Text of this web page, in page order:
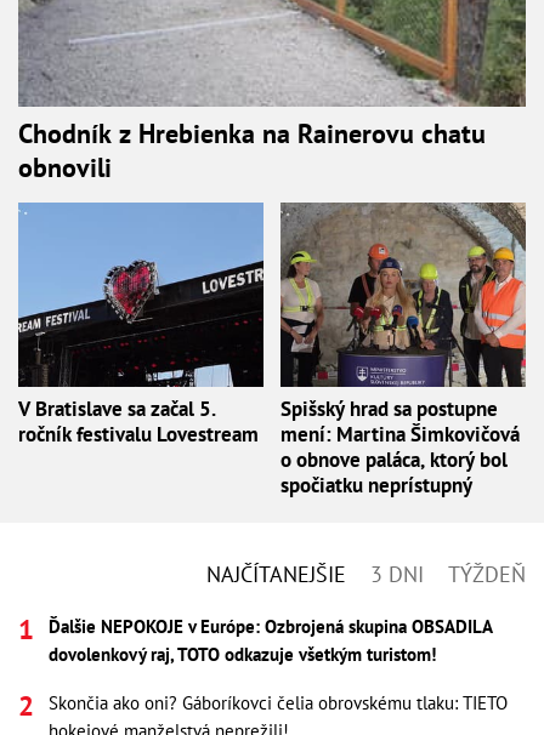
Chodník z Hrebienka na Rainerovu chatu
obnovili
V Bratislave sa začal 5.
ročník festivalu Lovestream
Spišský hrad sa postupne
mení: Martina Šimkovičová
o obnove paláca, ktorý bol
spočiatku neprístupný
NAJČÍTANEJŠIE 3 DNI TÝŽDEŇ
Ďalšie NEPOKOJE v Európe: Ozbrojená skupina OBSADILA
dovolenkový raj, TOTO odkazuje všetkým turistom!
Skončia ako oni? Gáboríkovci čelia obrovskému tlaku: TIETO